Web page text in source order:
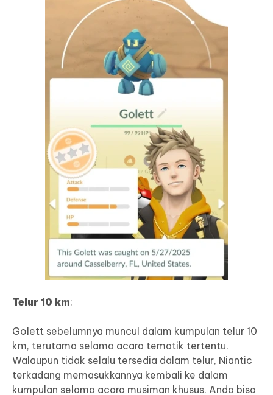
Telur 10 km:
Golett sebelumnya muncul dalam kumpulan telur 10
km, terutama selama acara tematik tertentu.
Walaupun tidak selalu tersedia dalam telur, Niantic
terkadang memasukkannya kembali ke dalam
kumpulan selama acara musiman khusus. Anda bisa